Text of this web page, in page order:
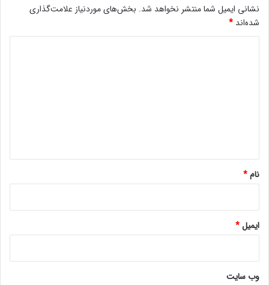
نشانی ایمیل شما منتشر نخواهد شد. بخش‌های موردنیاز علامت‌گذاری
شده‌اند *
نام*
ایمیل*
وب‌ سایت